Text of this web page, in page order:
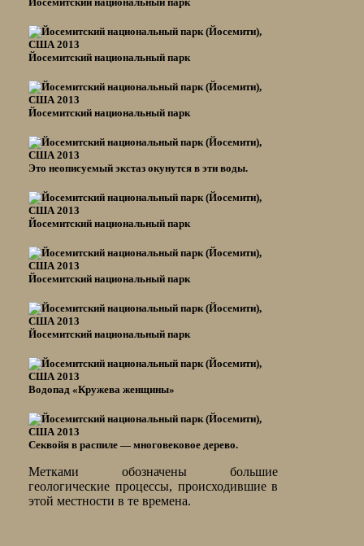
Йосемитский национальный парк
Йосемитский национальный парк
Это неописуемый экстаз окунутся в эти воды.
Йосемитский национальный парк
Йосемитский национальный парк
Йосемитский национальный парк
Водопад «Кружева женщины»
Секвойя в распиле — многовековое дерево.
Метками обозначены большие
геологические процессы, происходившие в
этой местности в те времена.